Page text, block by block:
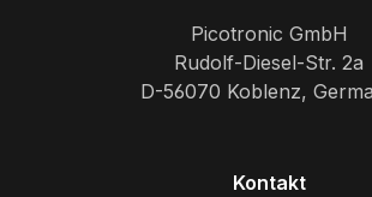
Picotronic GmbH
Rudolf-Diesel-Str. 2a
D-56070 Koblenz,
Kontakt